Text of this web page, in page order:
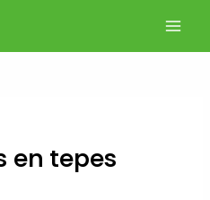
en tepes